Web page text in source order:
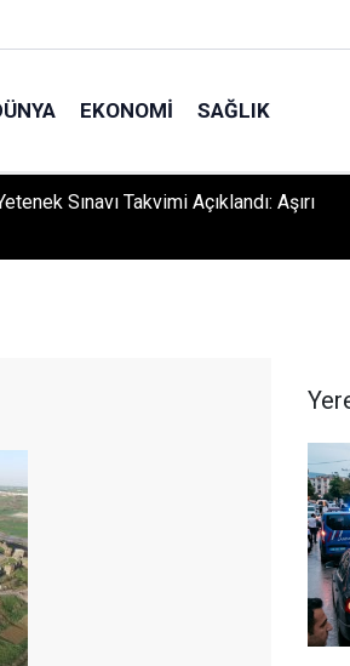
EKONOMI SAĞLIK
Sınavı Takvimi Açıklandı: Aşırı